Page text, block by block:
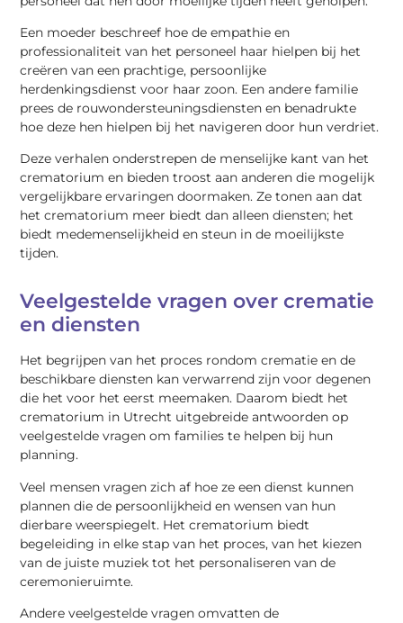
Een moeder beschreef hoe de empathie en
professionaliteit van het personeel haar hielpen bij het
creëren van een prachtige, persoonlijke
herdenkingsdienst voor haar zoon. Een andere familie
prees de rouwondersteuningsdiensten en benadrukte
hoe deze hen hielpen bij het navigeren door hun verdriet.
Deze verhalen onderstrepen de menselijke kant van het
crematorium en bieden troost aan anderen die mogelijk
vergelijkbare ervaringen doormaken. Ze tonen aan dat
het crematorium meer biedt dan alleen diensten; het
biedt medemenselijkheid en steun in de moeilijkste
tijden.
Veelgestelde vragen over crematie
en diensten
Het begrijpen van het proces rondom crematie en de
beschikbare diensten kan verwarrend zijn voor degenen
die het voor het eerst meemaken. Daarom biedt het
crematorium in Utrecht uitgebreide antwoorden op
veelgestelde vragen om families te helpen bij hun
planning.
Veel mensen vragen zich af hoe ze een dienst kunnen
plannen die de persoonlijkheid en wensen van hun
dierbare weerspiegelt. Het crematorium biedt
begeleiding in elke stap van het proces, van het kiezen
van de juiste muziek tot het personaliseren van de
ceremonieruimte.
Andere veelgestelde vragen omvatten de